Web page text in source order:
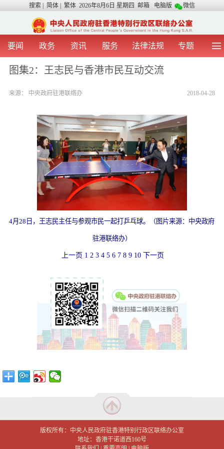
搜索 简体 繁体 2026年8月6日 星期四 邮箱 电脑版 微信
要闻 政务 资讯 服务 法律法规 专题
首 页 图 片 视 频
涉台事务 香港在线 媒体言论
图集2：王志民与香港市民互动交流
2018-04-28
来源： 中央政府驻港联络办
4月28日， 王志民主任与参观市民一起打乒乓球。（图片来源：中央政府
驻港联络办）
上一页 1 2 3 4 5 6 7 8 9 10 下一页
版权所有：中央人民政府驻香港特别行政区联络办公室
地址：香港干诺道西160号